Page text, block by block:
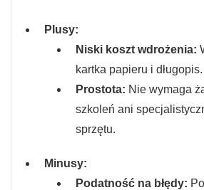
Plusy:
Niski koszt wdrożenia:
kartka papieru i długopis.
Prostota: Nie wymaga
szkoleń ani
sprzętu.
Minusy:
Podatność na błędy: